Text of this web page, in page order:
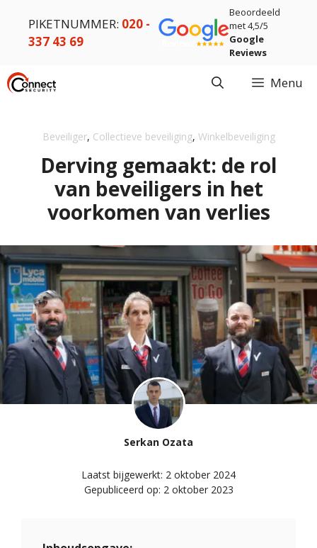
PIKETNUMMER: 020 -
337 43 69
Beoordeeld
met 4,5/5
Google
Reviews
Menu
Beveiliger, Collectieve beveiliging, Winkelbeveiliging
Derving gemaakt: de rol
van beveiligers in het
voorkomen van verlies
Serkan Ozata
Laatst bijgewerkt: 2 oktober 2024
Gepubliceerd op: 2 oktober 2023